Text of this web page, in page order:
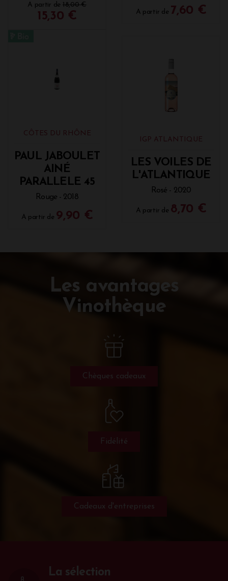
A partir de 18,00 €
15,30 € A partir de 7,60 €
CÔTES DU RHÔNE
PAUL JABOULET
AINÉ
PARALLELE 45
Rouge - 2018
A partir de 9,90 €
IGP ATLANTIQUE
LES VOILES DE
L'ATLANTIQUE
Rosé - 2020
A partir de 8,70 €
Les avantages
Vinothèque
Chèques cadeaux
Fidélité
Cadeaux d'entreprises
La sélection